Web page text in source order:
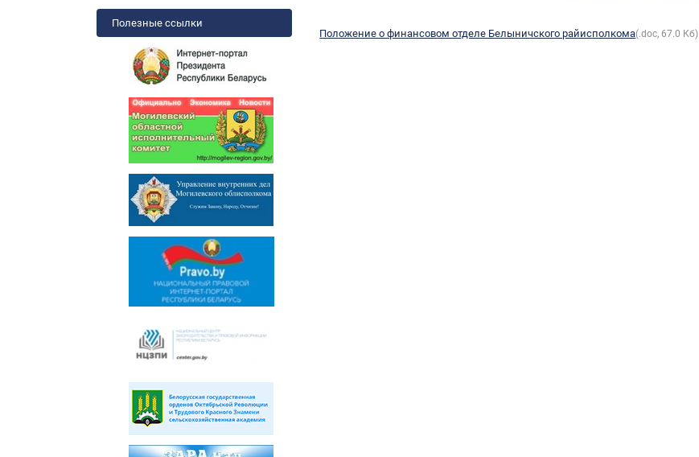
Полезные ссылки
Положение о финансовом отделе Белыничского райисполкома(.doc, 67.0 Кб)